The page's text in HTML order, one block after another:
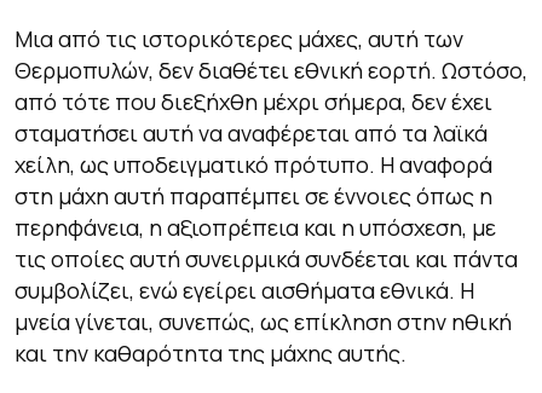
Μια από τις ιστορικότερες μάχες, αυτή των
Θερμοπυλών, δεν διαθέτει εθνική εορτή. Ωστόσο,
από τότε που διεξήχθη μέχρι σήμερα, δεν έχει
σταματήσει αυτή να αναφέρεται από τα λαϊκά
χείλη, ως υποδειγματικό πρότυπο. Η αναφορά
στη μάχη αυτή παραπέμπει σε έννοιες όπως η
περηφάνεια, η αξιοπρέπεια και η υπόσχεση, με
τις οποίες αυτή συνειρμικά συνδέεται και πάντα
συμβολίζει, ενώ εγείρει αισθήματα εθνικά. Η
μνεία γίνεται, συνεπώς, ως επίκληση στην ηθική
και την καθαρότητα της μάχης αυτής.